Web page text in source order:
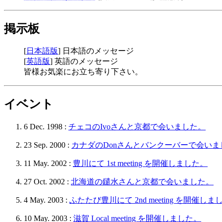
掲示板
[日本語版] 日本語のメッセージ
[英語版] 英語のメッセージ
皆様お気楽にお立ち寄り下さい。
イベント
6 Dec. 1998 : チェコのIvoさんと京都で会いました。
23 Sep. 2000 : カナダのDonさんとバンクーバーで会いま
11 May. 2002 : 豊川にて 1st meeting を開催しました。
27 Oct. 2002 : 北海道の鑓水さんと京都で会いました。
4 May. 2003 : ふたたび豊川にて 2nd meeting を開催しまし
10 May. 2003 : 滋賀 Local meeting を開催しました。